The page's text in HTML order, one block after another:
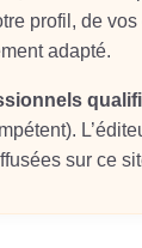
profil, de
adapté.
sur ce